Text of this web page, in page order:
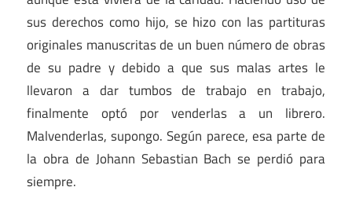
sus derechos como hijo, se hizo con las partituras
originales manuscritas de un buen número de obras
de su padre y debido a que sus malas artes le
llevaron a dar tumbos de trabajo en trabajo,
finalmente optó por venderlas a un librero.
Malvenderlas, supongo. Según parece, esa parte de
la obra de Johann Sebastian Bach se perdió para
siempre.